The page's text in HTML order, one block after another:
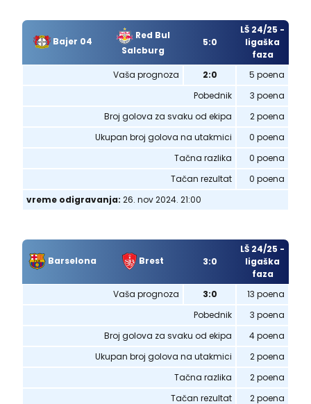
Bajer 04
Red Bul
Salcburg
5:0
LŠ 24/25 -
ligaška
faza
Vaša prognoza
2:0
5 poena
Pobednik
3 poena
Broj golova za svaku od ekipa
2 poena
Ukupan broj golova na utakmici
0 poena
Tačna razlika
0 poena
Tačan rezultat
0 poena
vreme odigravanja: 26. nov 2024. 21:00
Barselona Brest 3:0
LŠ 24/25 -
ligaška
faza
Vaša prognoza
3:0
13 poena
Pobednik
3 poena
Broj golova za svaku od ekipa
4 poena
Ukupan broj golova na utakmici
2 poena
Tačna razlika
2 poena
Tačan rezultat
2 poena